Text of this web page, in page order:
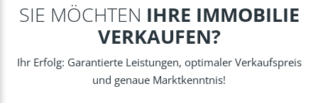
SIE MÖCHTEN IHRE IMMOBILIE
VERKAUFEN?
Ihr Erfolg: Garantierte Leistungen, optimaler Verkaufspreis
und genaue Marktkenntnis!